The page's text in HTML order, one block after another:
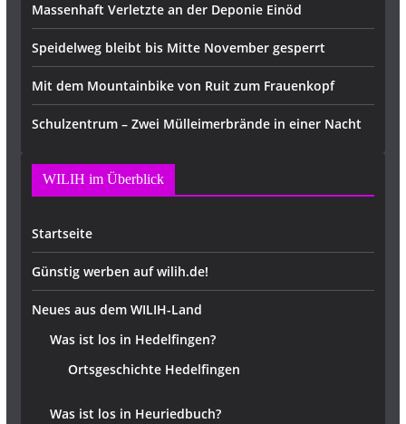
Massenhaft Verletzte an der Deponie Einöd
Speidelweg bleibt bis Mitte November gesperrt
Mit dem Mountainbike von Ruit zum Frauenkopf
Schulzentrum – Zwei Mülleimerbrände in einer Nacht
WILIH im Überblick
Startseite
Günstig werben auf wilih.de!
Neues aus dem WILIH-Land
Was ist los in Hedelfingen?
Ortsgeschichte Hedelfingen
Was ist los in Heuriedbuch?